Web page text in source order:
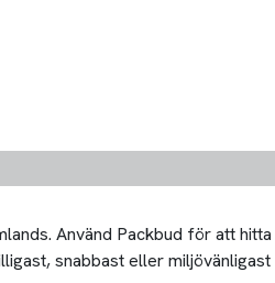
Använd Packbud för att
snabbast eller miljövänligast